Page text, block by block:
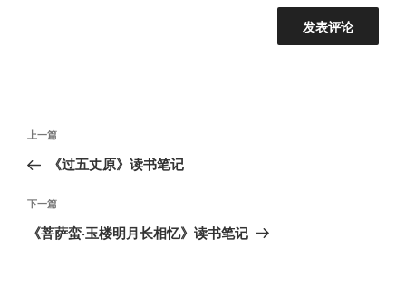
文
导
航
上
一
文
章
上一篇
《过五丈原》读书笔记
下
一
下一篇
《菩萨蛮·玉楼明月长相忆》读书笔记